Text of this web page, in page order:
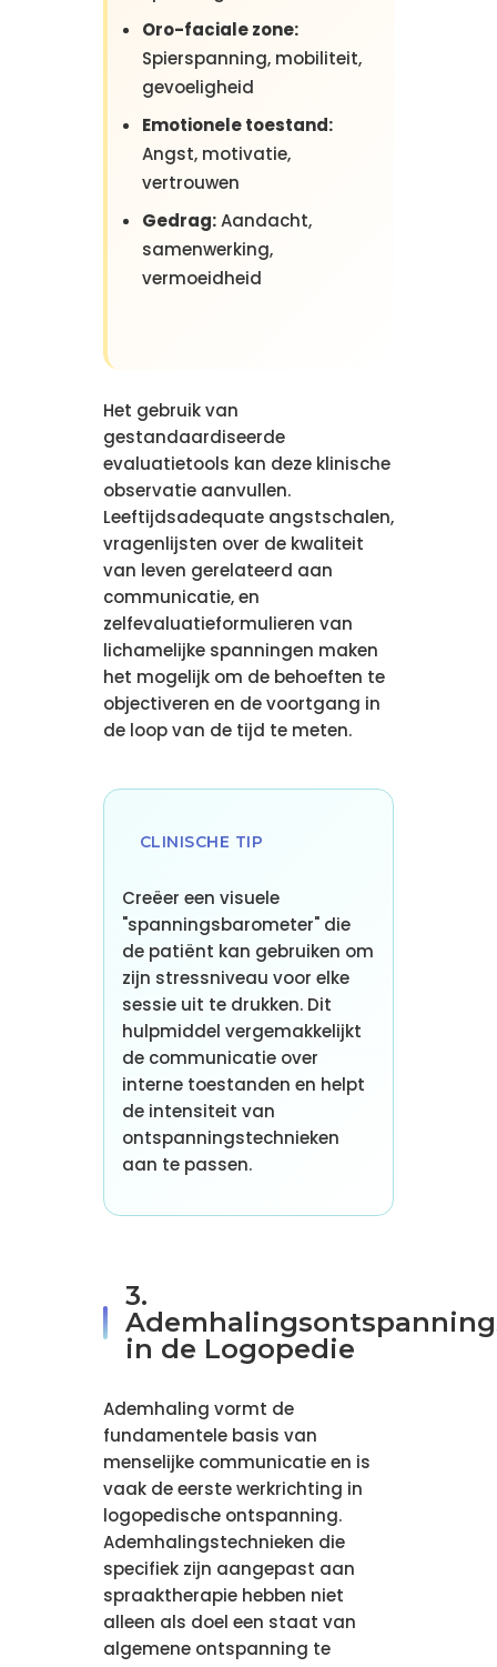
Oro-faciale zone:
Spierspanning, mobiliteit,
gevoeligheid
Emotionele toestand:
Angst, motivatie,
vertrouwen
Gedrag:Aandacht,
samenwerking,
vermoeidheid
Het gebruik van
gestandaardiseerde
evaluatietools kan deze klinische
observatie aanvullen.
Leeftijdsadequate angstschalen,
vragenlijsten over de kwaliteit
van leven gerelateerd aan
communicatie, en
zelfevaluatieformulieren van
lichamelijke spanningen maken
het mogelijk om de behoeften te
objectiveren en de voortgang in
de loop van de tijd te meten.
CLINISCHE TIP
Creëer een visuele
"spanningsbarometer" die
de patiënt kan gebruiken om
zijn stressniveau voor elke
sessie uit te drukken. Dit
hulpmiddel vergemakkelijkt
de communicatie over
interne toestanden en helpt
de intensiteit van
ontspanningstechnieken
aan te passen.
3.
in de Logopedie
Ademhaling vormt de
fundamentele basis van
menselijke communicatie en is
vaak de eerste werkrichting in
logopedische ontspanning.
Ademhalingstechnieken die
specifiek zijn aangepast aan
spraaktherapie hebben niet
alleen als doel een staat van
algemene ontspanning te